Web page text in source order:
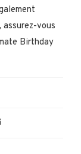
assurez-vous
Birthday